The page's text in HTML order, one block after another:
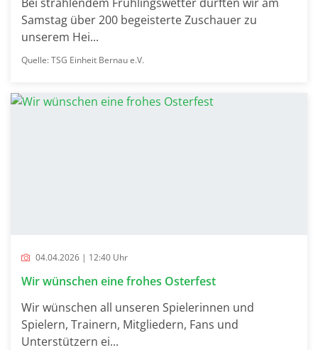
Samstag über 200 begeisterte Zuschauer zu
unserem Hei...
Quelle: TSG Einheit Bernau e.V.
04.04.2026 | 12:40 Uhr
Wir wünschen eine frohes Osterfest
Wir wünschen all unseren Spielerinnen und
Spielern, Trainern, Mitgliedern, Fans und
Unterstützern ei...